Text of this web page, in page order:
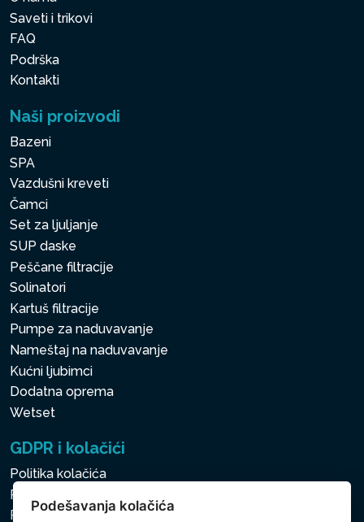
Saveti i trikovi
FAQ
Podrška
Kontakti
Naši proizvodi
Bazeni
SPA
Vazdušni kreveti
Čamci
Set za ljuljanje
SUP daske
Peščane filtracije
Solinatori
Kartuš filtracije
Pumpe za naduvavanje
Nameštaj na naduvavanje
Kućni ljubimci
Dodatna oprema
Wetset
GDPR i kolačići
Politika kolačića
Politika zaštite ličnih i drugih obrađivanih podataka
Politika kolačića
Podešavanja kolačića